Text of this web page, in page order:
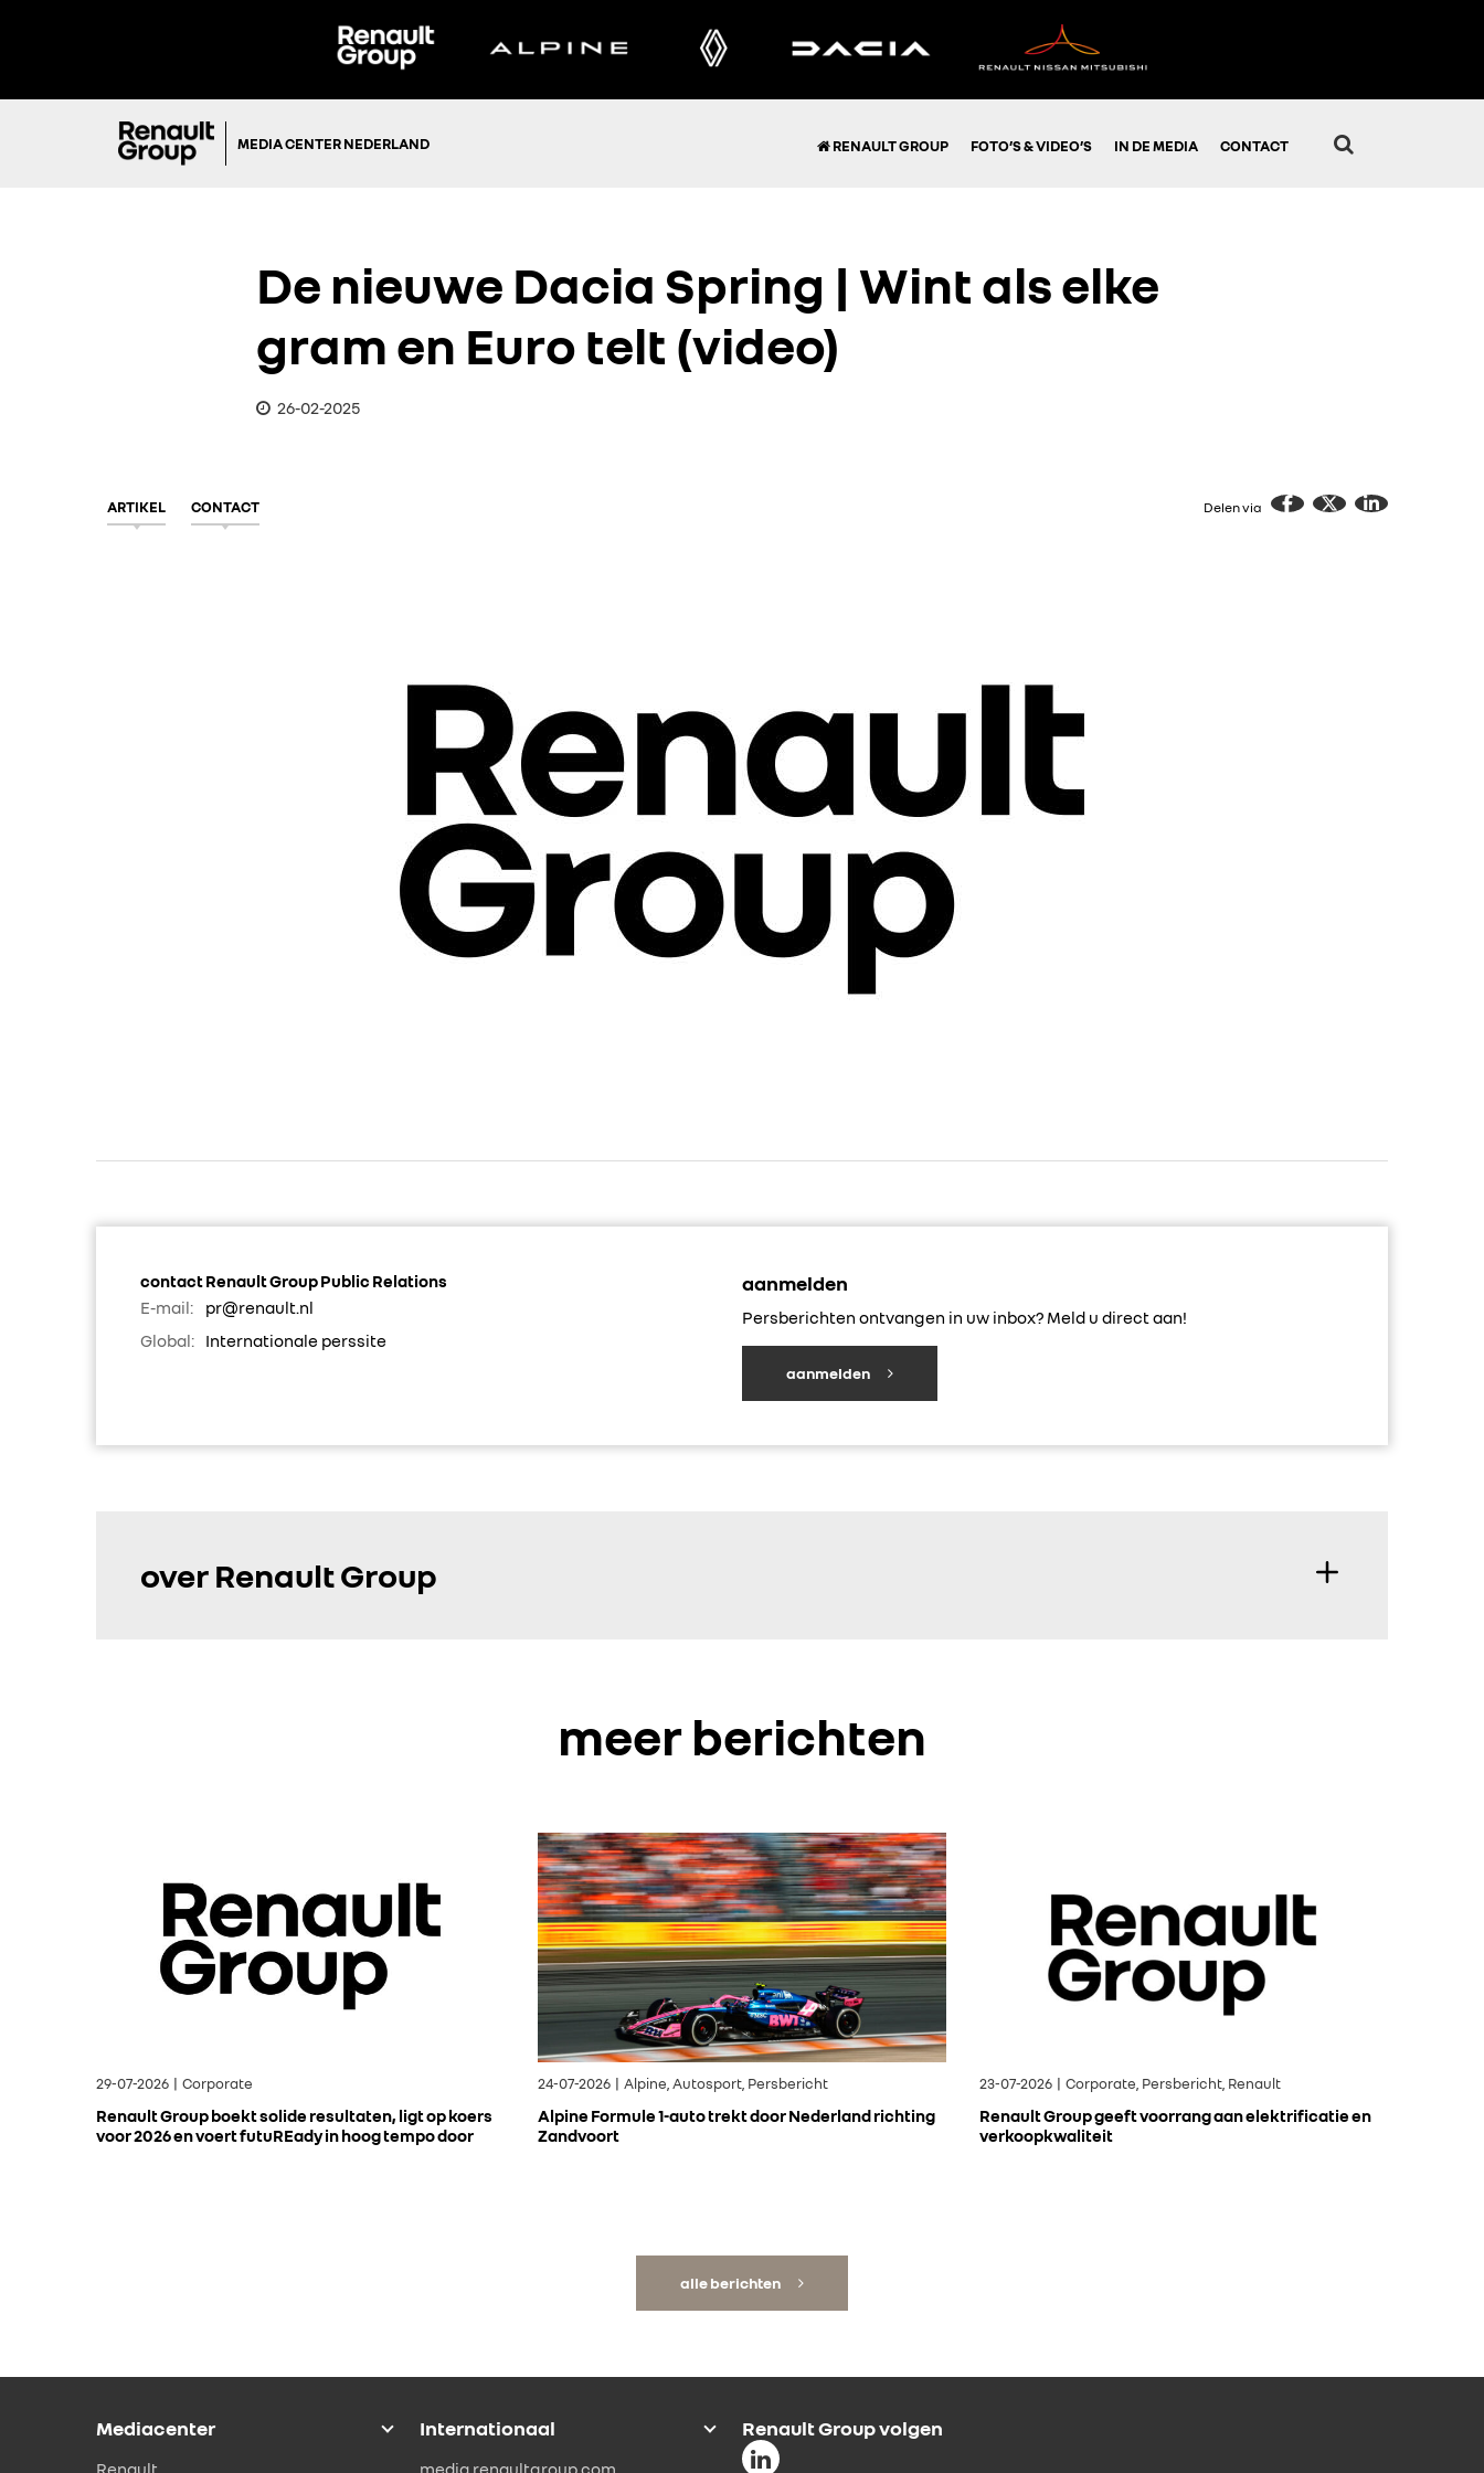
MEDIA CENTER NEDERLAND RENAULT GROUP FOTO’S & VIDEO’S IN DE MEDIA CONTACT
De nieuwe Dacia Spring | Wint als elke
gram en Euro telt (video)
26-02-2025
ARTIKEL CONTACT Delen via
contact Renault Group Public Relations
E-mail:
pr@renault.nl
Global:
Internationale perssite
aanmelden
Persberichten ontvangen in uw inbox? Meld u direct aan!
aanmelden
over Renault Group
meer berichten
29-07-2026 | Corporate
Renault Group boekt solide resultaten, ligt op koers
voor 2026 en voert futuREady in hoog tempo door
24-07-2026 | Alpine, Autosport, Persbericht
Alpine Formule 1-auto trekt door Nederland richting
Zandvoort
23-07-2026 | Corporate, Persbericht, Renault
Renault Group geeft voorrang aan elektrificatie en
verkoopkwaliteit
alle berichten
Mediacenter
Renault
Internationaal
media.renaultgroup.com
Renault Group volgen